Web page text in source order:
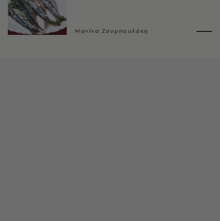
Μανίνα Ζουμπουλάκη